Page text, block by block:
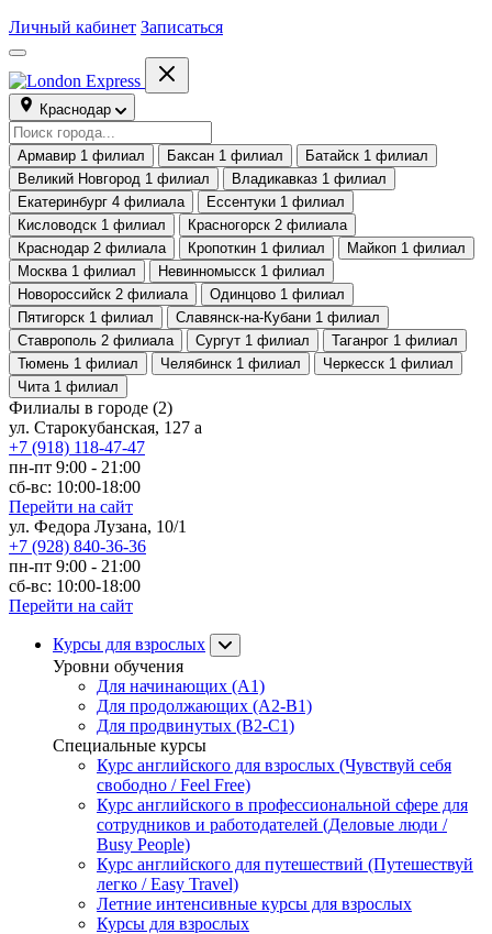
Личный кабинет Записаться
Краснодар
Армавир 1 филиал Баксан 1 филиал Батайск 1 филиал
Великий Новгород 1 филиал Владикавказ 1 филиал
Екатеринбург 4 филиала Ессентуки 1 филиал
Кисловодск 1 филиал Красногорск 2 филиала
Краснодар 2 филиала Кропоткин 1 филиал Майкоп 1 филиал
Москва 1 филиал Невинномысск 1 филиал
Новороссийск 2 филиала Одинцово 1 филиал
Пятигорск 1 филиал Славянск-на-Кубани 1 филиал
Ставрополь 2 филиала Сургут 1 филиал Таганрог 1 филиал
Тюмень 1 филиал Челябинск 1 филиал Черкесск 1 филиал
Чита 1 филиал
Филиалы в городе (2)
ул. Старокубанская, 127 а
+7 (918) 118-47-47
пн-пт 9:00 - 21:00
сб-вс: 10:00-18:00
Перейти на сайт
ул. Федора Лузана, 10/1
+7 (928) 840-36-36
пн-пт 9:00 - 21:00
сб-вс: 10:00-18:00
Перейти на сайт
Курсы для взрослых
Уровни обучения
Для начинающих (A1)
Для продолжающих (A2-B1)
Для продвинутых (B2-C1)
Специальные курсы
Курс английского для взрослых (Чувствуй себя
свободно / Feel Free)
Курс английского в профессиональной сфере для
сотрудников и работодателей (Деловые люди /
Busy People)
Курс английского для путешествий (Путешествуй
легко / Easy Travel)
Летние интенсивные курсы для взрослых
Курсы для взрослых